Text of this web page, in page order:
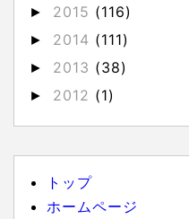
► 2015 (116)
► 2014 (111)
► 2013 (38)
► 2012 (1)
トップ
ホームページ